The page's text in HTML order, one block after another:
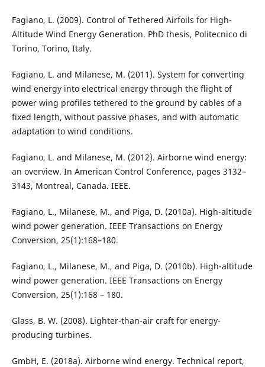
Fagiano, L. (2009). Control of Tethered Airfoils for High-
Altitude Wind Energy Generation. PhD thesis, Politecnico di
Torino, Torino, Italy.
Fagiano, L. and Milanese, M. (2011). System for converting
wind energy into electrical energy through the flight of
power wing profiles tethered to the ground by cables of a
fixed length, without passive phases, and with automatic
adaptation to wind conditions.
Fagiano, L. and Milanese, M. (2012). Airborne wind energy:
an overview. In American Control Conference, pages 3132–
3143, Montreal, Canada. IEEE.
Fagiano, L., Milanese, M., and Piga, D. (2010a). High-altitude
wind power generation. IEEE Transactions on Energy
Conversion, 25(1):168–180.
Fagiano, L., Milanese, M., and Piga, D. (2010b). High-altitude
wind power generation. IEEE Transactions on Energy
Conversion, 25(1):168 – 180.
Glass, B. W. (2008). Lighter-than-air craft for energy-
producing turbines.
GmbH, E. (2018a). Airborne wind energy. Technical report,